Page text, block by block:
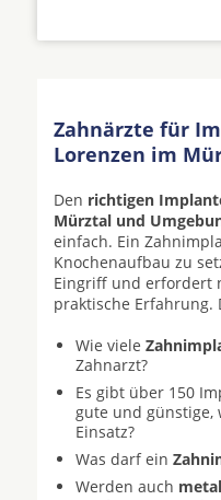
Zahnärzte für
Lorenzen im
Den richtigen
Mürztal und
einfach. Ein
Knochenaufbau zu
Eingriff und erfordert
praktische Erfahrung.
Wie viele
Zahnarzt?
Es gibt über 150
gute und günstige,
Einsatz?
Was darf ein
Werden auch